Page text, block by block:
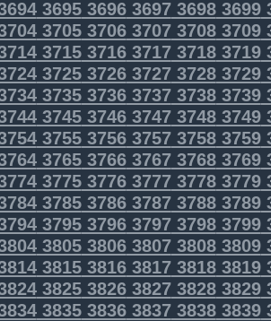
36953696369736983699
37053706370737083709
37153716371737183719
37253726372737283729
37353736373737383739
37453746374737483749
37553756375737583759
37653766376737683769
37753776377737783779
37853786378737883789
37953796379737983799
38053806380738083809
38153816381738183819
38253826382738283829
38353836383738383839